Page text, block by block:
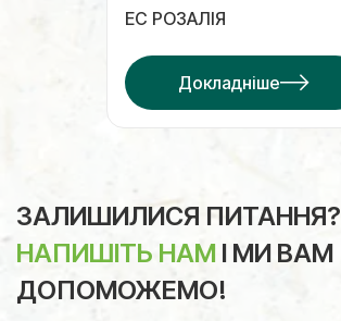
ЕС РОЗАЛІЯ
Докладніше
ЗАЛИШИЛИСЯ ПИТАННЯ?
НАПИШІТЬ НАМ І МИ ВАМ
ДОПОМОЖЕМО!